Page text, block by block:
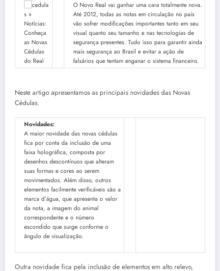
O Novo Real vai ganhar uma cara totalmente nova.
Até 2012, todas as notas em circulação no país
vão sofrer modificações importantes tanto em seu
visual quanto seu tamanho e nas tecnologias de
segurança presentes. Tudo isso para garantir ainda
mais segurança ao Brasil e evitar a ação de
falsários que tentam enganar o sistema financeiro.
Neste artigo apresentamos as principais novidades das Novas
Cédulas.
Novidades:
A maior novidade das novas cédulas
fica por conta da inclusão de uma
faixa holográfica, composta por
desenhos descontínuos que alteram
suas formas e cores ao serem
movimentados. Além disso, outros
elementos facilmente verificáveis são a
marca d’água, que apresenta o valor
da nota, a imagem do animal
correspondente e o número
escondido que surge conforme o
ângulo de visualização.
Outra novidade fica pela inclusão de elementos em alto relevo,